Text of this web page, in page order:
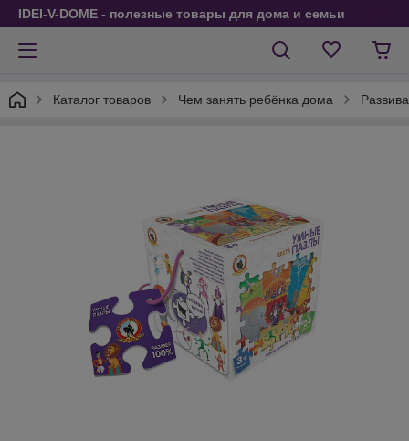
IDEI-V-DOME - полезные товары для дома и семьи
Каталог товаров Чем занять ребёнка дома